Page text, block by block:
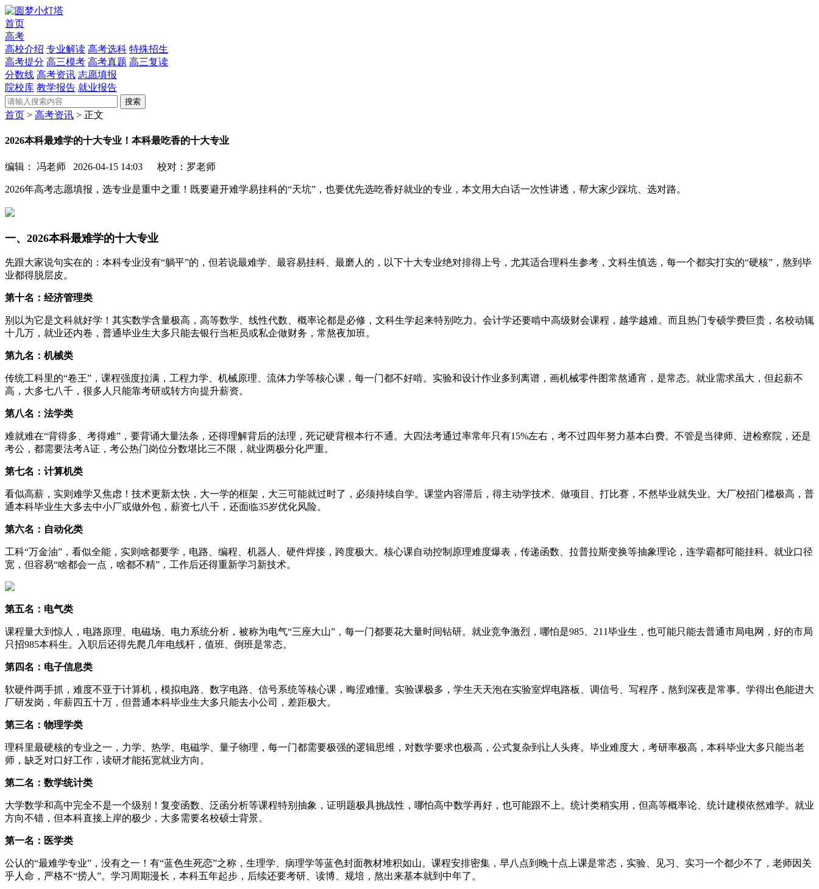
首页
高考
高校介绍 专业解读 高考选科 特殊招生
高考提分 高三模考 高考真题 高三复读
分数线 高考资讯 志愿填报
院校库 教学报告 就业报告
搜索
首页 > 高考资讯 > 正文
2026本科最难学的十大专业！本科最吃香的十大专业
编辑： 冯老师 2026-04-15 14:03 校对：罗老师
2026年高考志愿填报，选专业是重中之重！既要避开难学易挂科的“天坑”，也要优先选吃香好就业的专业，本文用大白话一次性讲透，帮大家少踩坑、选对路。
一、2026本科最难学的十大专业
先跟大家说句实在的：本科专业没有“躺平”的，但若说最难学、最容易挂科、最磨人的，以下十大专业绝对排得上号，尤其适合理科生参考，文科生慎选，每一个都实打实的“硬核”，熬到毕
业都得脱层皮。
第十名：经济管理类
别以为它是文科就好学！其实数学含量极高，高等数学、线性代数、概率论都是必修，文科生学起来特别吃力。会计学还要啃中高级财会课程，越学越难。而且热门专硕学费巨贵，名校动辄
十几万，就业还内卷，普通毕业生大多只能去银行当柜员或私企做财务，常熬夜加班。
第九名：机械类
传统工科里的“卷王”，课程强度拉满，工程力学、机械原理、流体力学等核心课，每一门都不好啃。实验和设计作业多到离谱，画机械零件图常熬通宵，是常态。就业需求虽大，但起薪不
高，大多七八千，很多人只能靠考研或转方向提升薪资。
第八名：法学类
难就难在“背得多、考得难”，要背诵大量法条，还得理解背后的法理，死记硬背根本行不通。大四法考通过率常年只有15%左右，考不过四年努力基本白费。不管是当律师、进检察院，还是
考公，都需要法考A证，考公热门岗位分数堪比三不限，就业两极分化严重。
第七名：计算机类
看似高薪，实则难学又焦虑！技术更新太快，大一学的框架，大三可能就过时了，必须持续自学。课堂内容滞后，得主动学技术、做项目、打比赛，不然毕业就失业。大厂校招门槛极高，普
通本科毕业生大多去中小厂或做外包，薪资七八千，还面临35岁优化风险。
第六名：自动化类
工科“万金油”，看似全能，实则啥都要学，电路、编程、机器人、硬件焊接，跨度极大。核心课自动控制原理难度爆表，传递函数、拉普拉斯变换等抽象理论，连学霸都可能挂科。就业口径
宽，但容易“啥都会一点，啥都不精”，工作后还得重新学习新技术。
第五名：电气类
课程量大到惊人，电路原理、电磁场、电力系统分析，被称为电气“三座大山”，每一门都要花大量时间钻研。就业竞争激烈，哪怕是985、211毕业生，也可能只能去普通市局电网，好的市局
只招985本科生。入职后还得先爬几年电线杆，值班、倒班是常态。
第四名：电子信息类
软硬件两手抓，难度不亚于计算机，模拟电路、数字电路、信号系统等核心课，晦涩难懂。实验课极多，学生天天泡在实验室焊电路板、调信号、写程序，熬到深夜是常事。学得出色能进大
厂研发岗，年薪四五十万，但普通本科毕业生大多只能去小公司，差距极大。
第三名：物理学类
理科里最硬核的专业之一，力学、热学、电磁学、量子物理，每一门都需要极强的逻辑思维，对数学要求也极高，公式复杂到让人头疼。毕业难度大，考研率极高，本科毕业大多只能当老
师，缺乏对口好工作，读研才能拓宽就业方向。
第二名：数学统计类
大学数学和高中完全不是一个级别！复变函数、泛函分析等课程特别抽象，证明题极具挑战性，哪怕高中数学再好，也可能跟不上。统计类稍实用，但高等概率论、统计建模依然难学。就业
方向不错，但本科直接上岸的极少，大多需要名校硕士背景。
第一名：医学类
公认的“最难学专业”，没有之一！有“蓝色生死恋”之称，生理学、病理学等蓝色封面教材堆积如山。课程安排密集，早八点到晚十点上课是常态，实验、见习、实习一个都少不了，老师因关
乎人命，严格不“捞人”。学习周期漫长，本科五年起步，后续还要考研、读博、规培，熬出来基本就到中年了。